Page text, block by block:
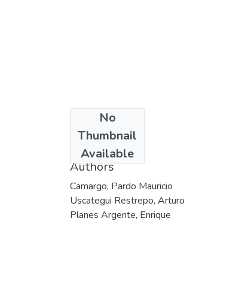
No
Thumbnail
Available
1999
Authors
Camargo, Pardo Mauricio
Uscategui Restrepo, Arturo
Planes Argente, Enrique